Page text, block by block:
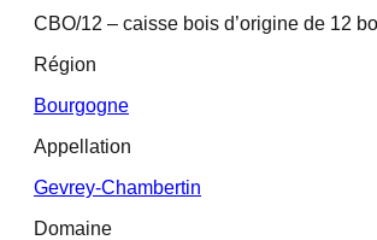
CBO/12 – caisse bois d’origine de 12
Région
Bourgogne
Appellation
Gevrey-Chambertin
Domaine